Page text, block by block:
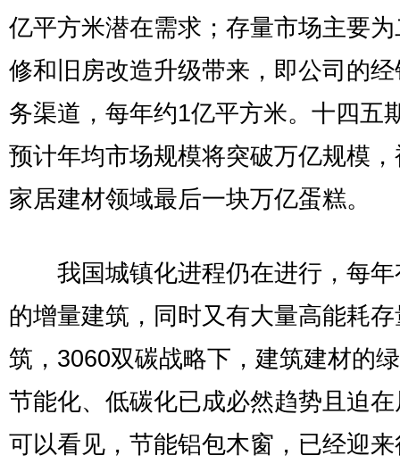
亿平方米潜在需求；存量市场主要
修和旧房改造升级带来，即公司的
务渠道，每年约1亿平方米。十四五
预计年均市场规模将突破万亿规模
家居建材领域最后一块万亿蛋糕。
我国城镇化进程仍在进行，每年
的增量建筑，同时又有大量高能耗
筑，3060双碳战略下，建筑建材的
节能化、低碳化已成必然趋势且迫
可以看见，节能铝包木窗，已经迎